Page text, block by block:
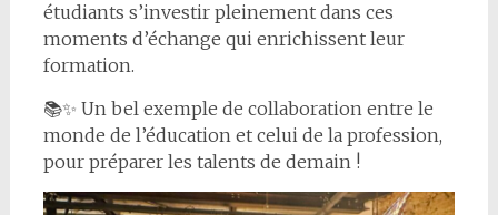
étudiants s’investir pleinement dans ces
moments d’échange qui enrichissent leur
formation.
📚✨ Un bel exemple de collaboration entre le
monde de l’éducation et celui de la profession,
pour préparer les talents de demain !